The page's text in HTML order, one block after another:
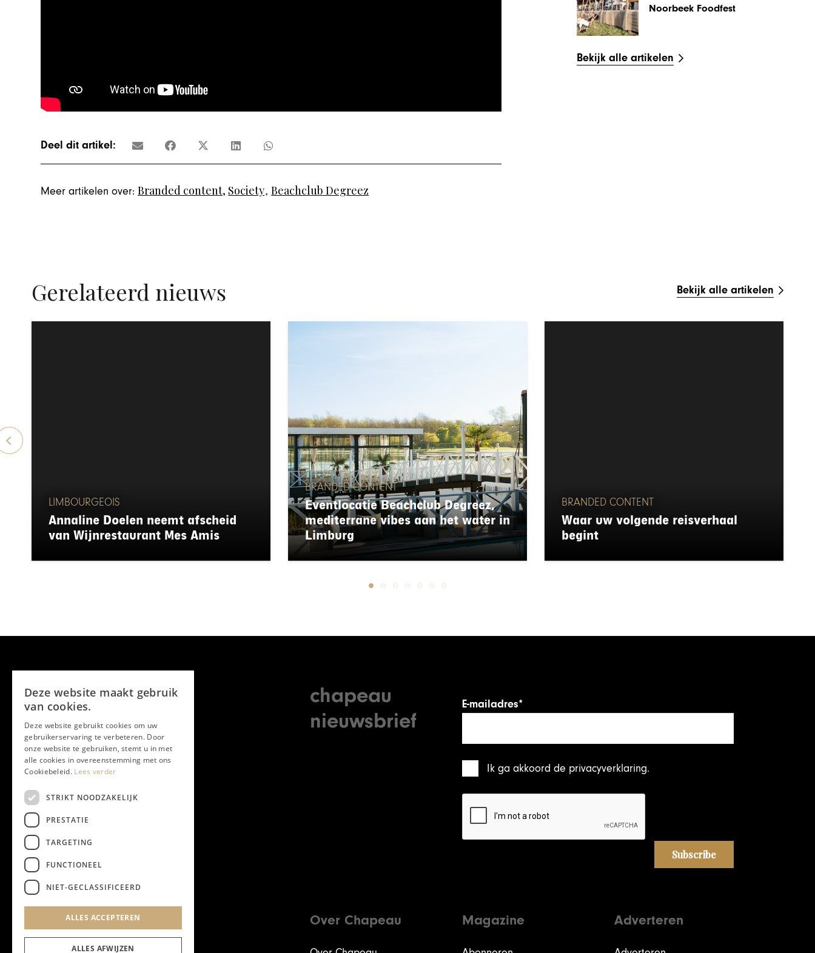
Deel dit artikel:
Meer artikelen over: Branded content, Society, Beachclub Degreez
Noorbeek Foodfest
Bekijk alle artikelen
Gerelateerd nieuws Bekijk alle artikelen
LIMBOURGEOIS
Annaline Doelen neemt afscheid
van Wijnrestaurant Mes Amis
BRANDED CONTENT
Eventlocatie Beachclub Degreez,
mediterrane vibes aan het water in
Limburg
BRANDED CONTENT
Waar uw volgende reisverhaal
begint
chapeau
nieuwsbrief
E-mailadres*
Ik ga akkoord de privacyverklaring.
Over Chapeau Magazine Adverteren
Deze website maakt gebruik
van cookies.
Deze website gebruikt cookies om uw
gebruikerservaring te verbeteren. Door
onze website te gebruiken, stemt u in met
alle cookies in overeenstemming met ons
Cookiebeleid. Lees verder
STRIKT NOODZAKELIJK
PRESTATIE
TARGETING
FUNCTIONEEL
NIET-GECLASSIFICEERD
ALLES ACCEPTEREN
ALLES AFWIJZEN